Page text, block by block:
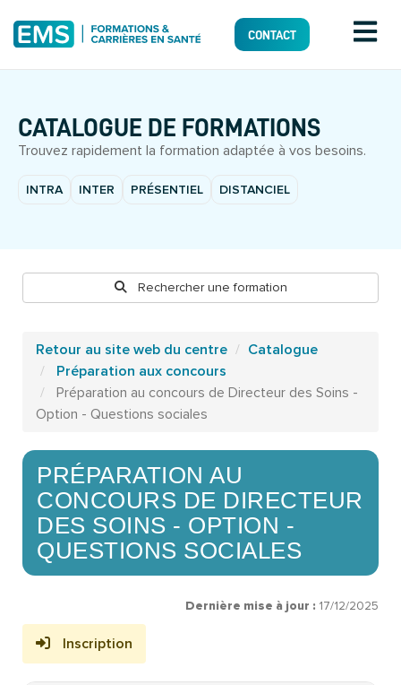
CONTACT
CATALOGUE DE FORMATIONS
Trouvez rapidement la formation adaptée à vos besoins.
INTRA INTER PRÉSENTIEL DISTANCIEL
Rechercher une formation
Retour au site web du centre
Catalogue
Préparation aux concours
Préparation au concours de Directeur des Soins -
Option - Questions sociales
PRÉPARATION AU
CONCOURS DE DIRECTEUR
DES SOINS - OPTION -
QUESTIONS SOCIALES
Dernière mise à jour : 17/12/2025
Inscription